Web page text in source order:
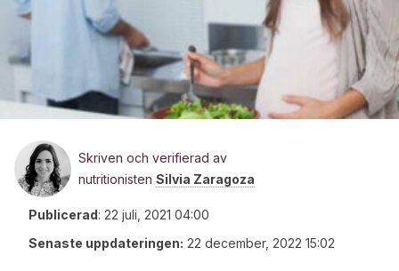
Skriven och verifierad av
nutritionisten Silvia Zaragoza
Publicerad: 22 juli, 2021 04:00
Senaste uppdateringen: 22 december, 2022 15:02